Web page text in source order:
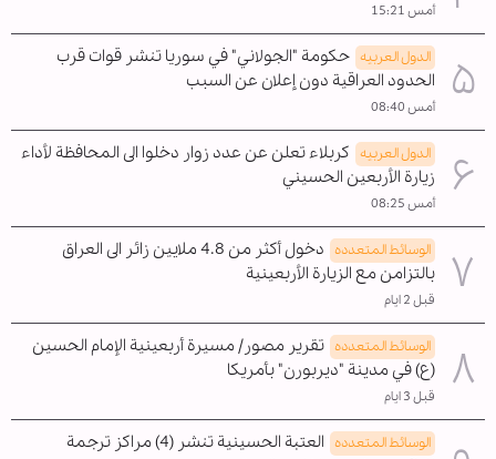
أمس 15:21
الدول العربیه حكومة "الجولاني" في سوريا تنشر قوات قرب
الحدود العراقية دون إعلان عن السبب
أمس 08:40
الدول العربیه كربلاء تعلن عن عدد زوار دخلوا الى المحافظة لأداء
زيارة الأربعين الحسيني
أمس 08:25
الوسائط المتعدده
دخول أكثر من 4.8 ملايين زائر الى العراق
بالتزامن مع الزيارة الأربعينية
قبل 2 ايام
الوسائط المتعدده تقرير مصور/ مسيرة أربعينية الإمام الحسين
(ع) في مدينة "ديربورن" بأمريكا
قبل 3 ايام
الوسائط المتعدده
العتبة الحسينية تنشر (4) مراكز ترجمة